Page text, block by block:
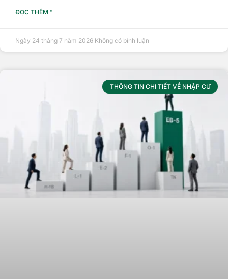
ĐỌC THÊM "
Ngày 24 tháng 7 năm 2026 Không có bình luận
THÔNG TIN CHI TIẾT VỀ NHẬP CƯ